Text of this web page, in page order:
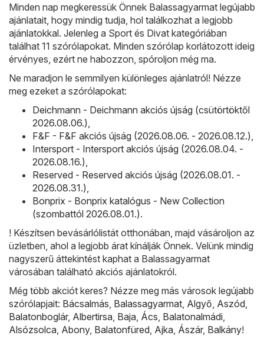
Minden nap megkeressük Önnek Balassagyarmat legújabb
ajánlatait, hogy mindig tudja, hol találkozhat a legjobb
ajánlatokkal. Jelenleg a Sport és Divat kategóriában
találhat 11 szórólapokat. Minden szórólap korlátozott ideig
érvényes, ezért ne habozzon, spóroljon még ma.
Ne maradjon le semmilyen különleges ajánlatról! Nézze
meg ezeket a szórólapokat:
Deichmann - Deichmann akciós újság (csütörtöktől
2026.08.06.)
F&F - F&F akciós újság (2026.08.06. - 2026.08.12.)
Intersport - Intersport akciós újság (2026.08.04. -
2026.08.16.)
Reserved - Reserved akciós újság (2026.08.01. -
2026.08.31.)
Bonprix - Bonprix katalógus - New Collection
(szombattól 2026.08.01.).
! Készítsen bevásárlólistát otthonában, majd vásároljon az
üzletben, ahol a legjobb árat kínálják Önnek. Velünk mindig
nagyszerű áttekintést kaphat a Balassagyarmat
városában található akciós ajánlatokról.
Még több akciót keres? Nézze meg más városok legújabb
szórólapjait: Bácsalmás Balassagyarmat Algyő Aszód
Balatonboglár, Albertirsa Baja Ács Balatonalmádi
Alsózsolca Abony, Balatonfüred Ajka Ászár, Balkány!